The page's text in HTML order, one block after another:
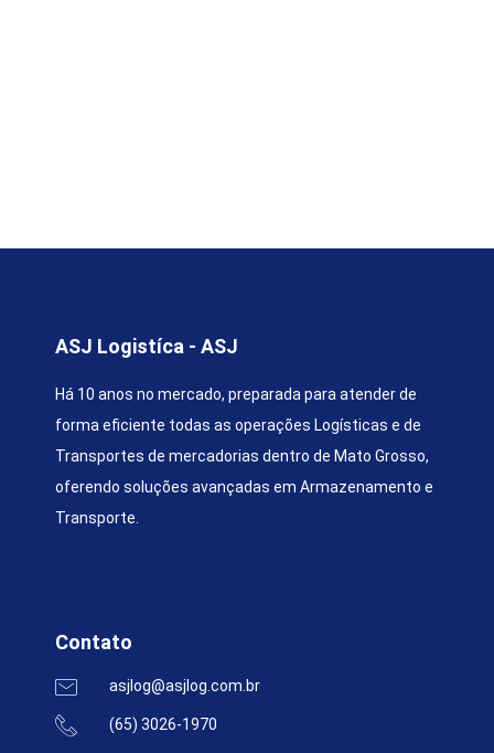
ASJ Logistíca - ASJ
Há 10 anos no mercado, preparada para atender de
forma eficiente todas as operações Logísticas e de
Transportes de mercadorias dentro de Mato Grosso,
oferendo soluções avançadas em Armazenamento e
Transporte.
Contato
asjlog@asjlog.com.br
(65) 3026-1970